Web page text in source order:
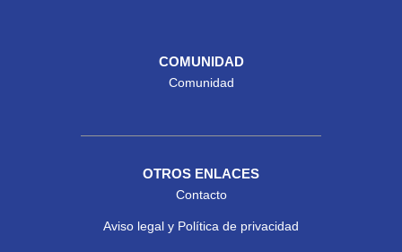
COMUNIDAD
Comunidad
OTROS ENLACES
Contacto
Aviso legal y Política de privacidad